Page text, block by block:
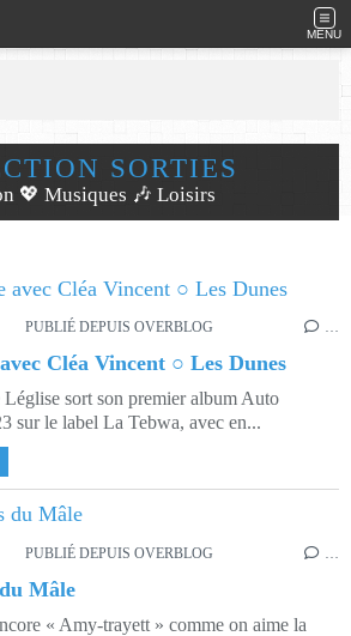
MENU
SORTIES
💖 Musiques 🎶 Loisirs
PUBLIÉ DEPUIS OVERBLOG …
Cléa Vincent ○ Les Dunes
sort son premier album Auto
sur le label La Tebwa, avec en...
PUBLIÉ DEPUIS OVERBLOG
Mâle
« Amy-trayett » comme on aime la